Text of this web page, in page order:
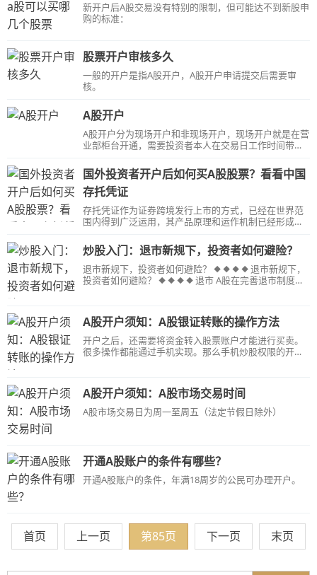
新开户后A股交易没有特别的限制，但可能达不到新股申
购的标准：
股票开户审核多久
一般的开户是指A股开户，A股开户申请提交后需要审
核。
A股开户
A股开户分为现场开户和非现场开户，现场开户就是在营
业部柜台开通，需要投资者本人在交易日工作时间带上
所A股股东账号。 非现场开户指通过手机等设备终端进
行网上开户，开户前准备好有前置摄像头的手机、身份
证和银行卡，在应用市场搜索股票开户APP，下载、安
装，按照指定流程进行开户，非现场开户时间通常为周
一至周五8：30—22:00，周日及节假日9：00-17：
00（国家法定节假日开户时间请关注华西公司公告）。
国外投资者开户后如何买A股股票？看看中国
存托凭证
存托凭证作为证券跨境发行上市的方式，已经在世界范
围内得到广泛运用，其产品原理和运作机制已经形成了
炒股入门：退市新规下，投资者如何避险？
退市新规下，投资者如何避险？ ◆ ◆ ◆ ◆ 退市新规下，
投资者如何避险？ ◆ ◆ ◆ ◆ 退市 A股在完善退市制度上
市规则》、《退市公司重新上市实施办法》。 在新的游
戏规则下，投资者该如何进行避险？
A股开户须知：A股银证转账的操作方法
开户之后，还需要将资金转入股票账户才能进行买卖。
很多操作都能通过手机实现。那么手机炒股权限的开通
A股开户须知：A股市场交易时间
A股市场交易日为周一至周五（法定节假日除外）
开通A股账户的条件有哪些？
开通A股账户的条件，年满18周岁的公民可办理开户。
首页 上一页 第85页 下一页 末页